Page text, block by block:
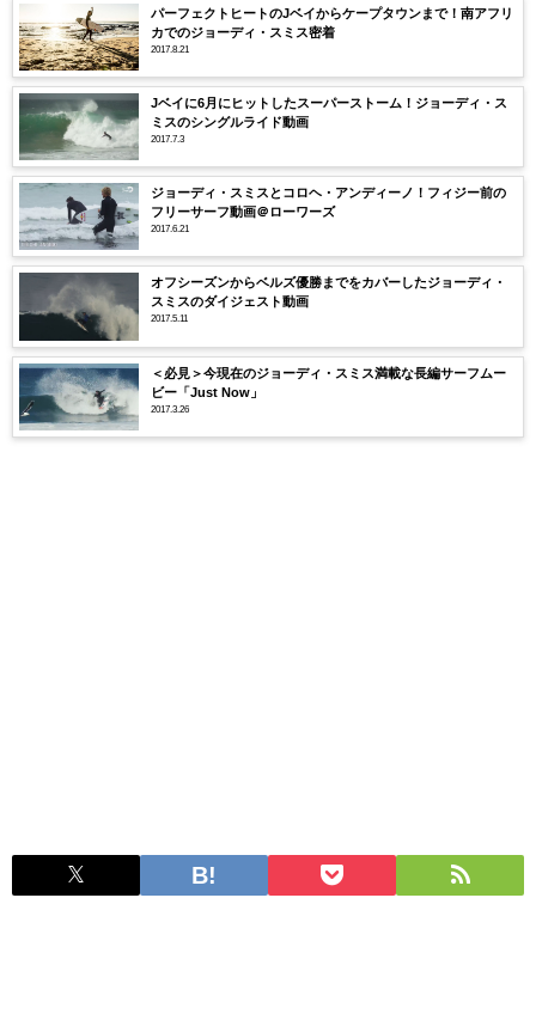
パーフェクトヒートのJベイからケープタウンまで！南アフリ
カでのジョーディ・スミス密着
2017.8.21
Jベイに6月にヒットしたスーパーストーム！ジョーディ・ス
ミスのシングルライド動画
2017.7.3
ジョーディ・スミスとコロヘ・アンディーノ！フィジー前の
フリーサーフ動画＠ローワーズ
2017.6.21
オフシーズンからベルズ優勝までをカバーしたジョーディ・
スミスのダイジェスト動画
2017.5.11
＜必見＞今現在のジョーディ・スミス満載な長編サーフムー
ビー「Just Now」
2017.3.26